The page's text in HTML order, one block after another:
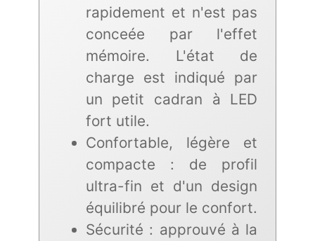
rapidement et n'est pas
conceée par l'effet
mémoire. L'état de
charge est indiqué par
un petit cadran à LED
fort utile.
Confortable, légère et
compacte : de profil
ultra-fin et d'un design
équilibré pour le confort.
Sécurité : approuvé à la